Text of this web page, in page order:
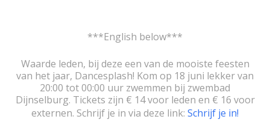
***English below***
Waarde leden, bij deze een van de mooiste feesten
van het jaar, Dancesplash! Kom op 18 juni lekker van
20:00 tot 00:00 uur zwemmen bij zwembad
Dijnselburg. Tickets zijn € 14 voor leden en € 16 voor
externen. Schrijf je in via deze link: Schrijf je in!